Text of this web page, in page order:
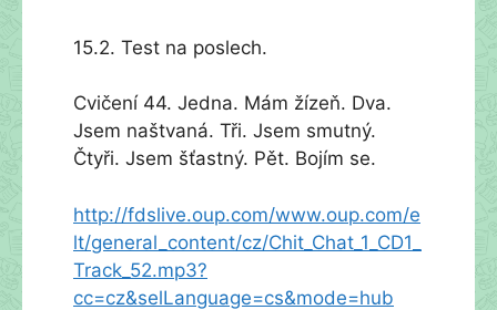
15.2. Test na poslech.
Cvičení 44. Jedna. Mám žízeň. Dva.
Jsem naštvaná. Tři. Jsem smutný.
Čtyři. Jsem šťastný. Pět. Bojím se.
http://fdslive.oup.com/www.oup.com/e
lt/general_content/cz/Chit_Chat_1_CD1_
Track_52.mp3?
cc=cz&selLanguage=cs&mode=hub